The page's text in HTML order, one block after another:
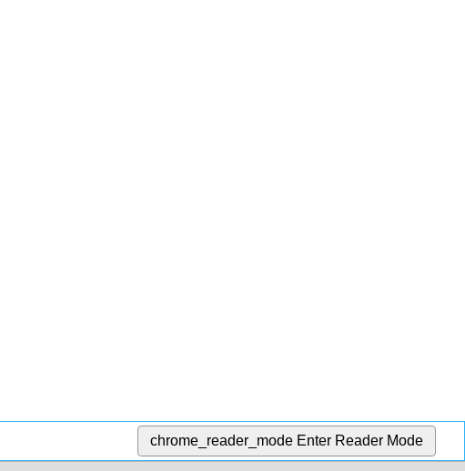
chrome_reader_mode Enter Reader Mode